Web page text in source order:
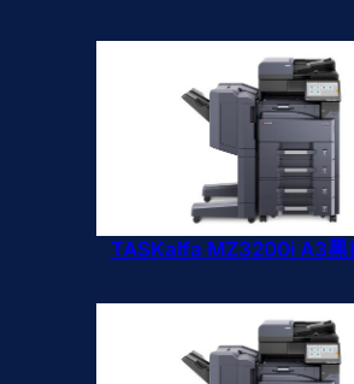
TASKalfa MZ3200i A3黑